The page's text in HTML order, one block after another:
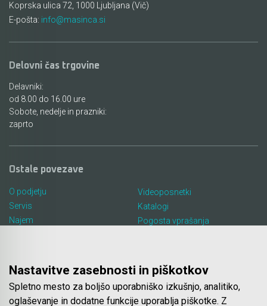
Koprska ulica 72, 1000 Ljubljana (Vič)
E-pošta: info@masinca.si
Delovni čas trgovine
Delavniki:
od 8.00 do 16.00 ure
Sobote, nedelje in prazniki:
zaprto
Ostale povezave
O podjetju
Servis
Najem
Videoposnetki
Katalogi
Pogosta vprašanja
Spletna trgovina
Nastavitve zasebnosti in piškotkov
Spletno mesto za boljšo uporabniško izkušnjo, analitiko,
oglaševanje in dodatne funkcije uporablja piškotke. Z
Akmulatorski kovičarji / kovičniki
Akumulatorske tračne žage
Akumulatorski mešalniki in zgoščevalniki
betona
Akumulatorske samokolnice
Akumulatorski kavni aparati
Akumulatorski grelnik vode
Akumulatorske vakumske črpalke za klime
Akumulatorski detektorji
Mešala za mešalnike
Ročno orodje
Pribor za prebijalnike in rezalnike kovine
Stranski in krožni ročaji
Pribor za verižne rezkarje
Ščetke MAKITA